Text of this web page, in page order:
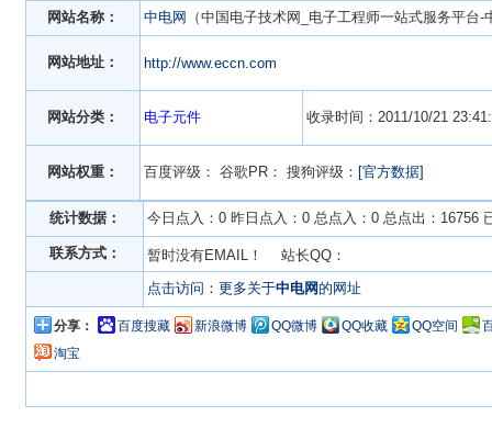
网站名称： 中电网 （中国电子技术网_电子工程师一站式服务平台-
网站地址： http://www.eccn.com
网站分类： 电子元件 收录时间：2011/10/21
网站权重： 百度评级： 谷歌PR： 搜狗评级： [官方数据]
统计数据： 今日点入：0 昨日点入：0 总点入：0 总点出：16756
联系方式：
暂时没有EMAIL！ 站长QQ：
点击访问：更多关于中电网的网址
分享： 百度搜藏 新浪微博 QQ微博 QQ收藏 QQ空间
淘宝